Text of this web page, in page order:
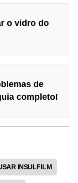
o vidro do
de
completo!
INSULFILM